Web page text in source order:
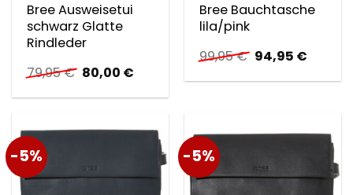
Bree Ausweisetui
schwarz Glatte
Rindleder
79,95€ Ursprünglicher
Preis
war:
80,00 €
ist:
Bree Bauchtasche
lila/pink
99,95€ Ursprünglicher
Preis
war:
94,95 €
ist:
-5% -5%